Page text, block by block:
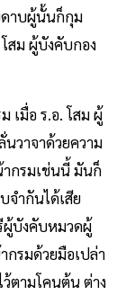
ดาบผู้นั้นก็กุม
สม ผู้บังคับกอง
เมื่อ ร.อ. โสม ผู้
วาจาด้วยความ
ากรมเช่นนี้ มันก็
จำกันได้เสีย
ผู้บังคับหมวดผู้
รมด้วยมือเปล่า
ตามโคนต้น ต่าง